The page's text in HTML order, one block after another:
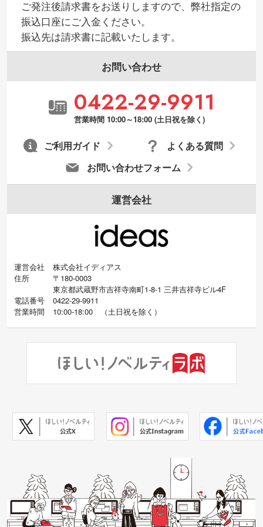
ご発注後請求書をお送りしますので、弊社指定の
振込口座にご入金ください。
振込先は請求書に記載いたします。
お問い合わせ
0422-29-9911
営業時間 10:00～18:00 (土日祝を除く)
お問い合わせフォーム
よくある質問
ご利用ガイド
運営会社
運営会社
株式会社イディアス
住所
〒180-0003
東京都武蔵野市吉祥寺南町1-8-1 三井吉祥寺ビル4F
電話番号
0422-29-9911
営業時間
10:00-18:00 （土日祝を除く）